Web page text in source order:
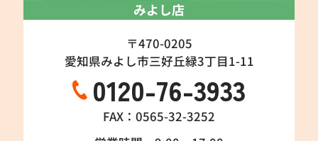
みよし店
〒470-0205
愛知県みよし市三好丘緑3丁目1-11
0120-76-3933
FAX：0565-32-3252